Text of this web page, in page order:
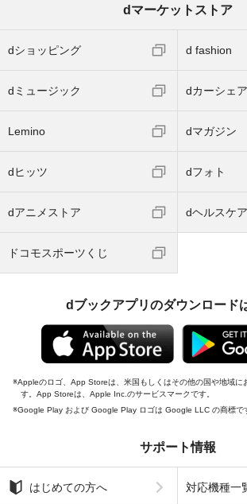
dマーケットストア
dショッピング d fashion
dミュージック dカーシェア
Lemino dマガジン
dヒッツ dフォト
dアニメストア dヘルスケア
ドコモスポーツくじ
dブックアプリのダウンロード
Appleのロゴ、App Storeは、米国もしくはその他の国や地域に
す。App Storeは、Apple Inc.のサービスマークです。
Google Play および Google Play ロゴは Google LLC の商標で
サポート情報
はじめての方へ 対応機種一